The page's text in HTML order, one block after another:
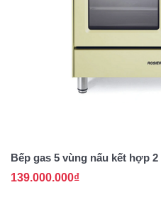
Bếp gas 5 vùng nấu kết hợp
RGM95D2C - Nhập khẩu chính
139.000.000₫